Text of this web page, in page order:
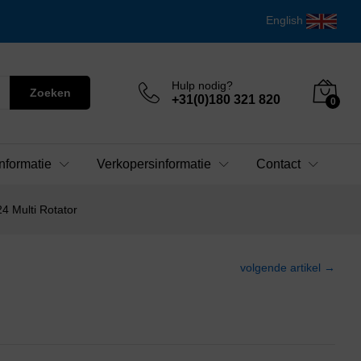
English
Zoeken
Hulp nodig?
+31(0)180 321 820 0
Verkopersinformatie Contact
Multi Rotator
volgende artikel →